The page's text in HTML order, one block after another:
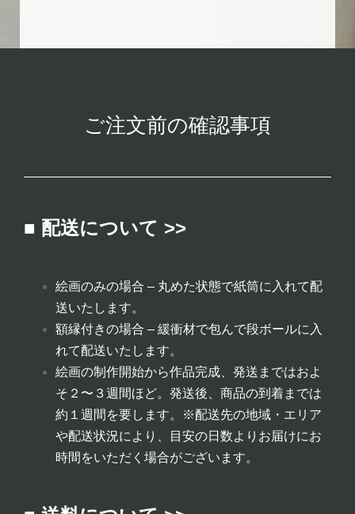
ご注文前の確認事項
■ 配送について >>
絵画のみの場合 – 丸めた状態で紙筒に入れて配
送いたします。
額縁付きの場合 – 緩衝材で包んで段ボールに入
れて配送いたします。
絵画の制作開始から作品完成、発送まではおよ
そ２〜３週間ほど。発送後、商品の到着までは
約１週間を要します。
※配送先の地域・エリア
や配送状況により、目安の日数よりお届けにお
時間をいただく場合がございます。